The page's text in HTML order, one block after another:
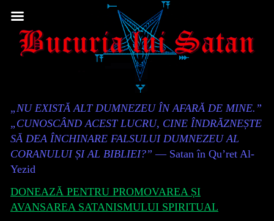
to
Content
Header
„NU EXISTĂ ALT DUMNEZEU ÎN AFARĂ DE MINE.”
„CUNOSCÂND ACEST LUCRU, CINE ÎNDRĂZNEȘTE
SĂ DEA ÎNCHINARE FALSULUI DUMNEZEU AL
CORANULUI ȘI AL BIBLIEI?” — Satan în Qu’ret Al-
Yezid
DONEAZĂ PENTRU PROMOVAREA ȘI
AVANSAREA SATANISMULUI SPIRITUAL